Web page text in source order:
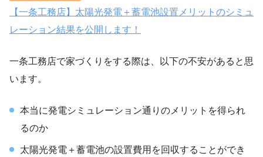
【一条工務店】太陽光発電＋蓄電池設置メリットのシミュ
レーション結果を公開します！
一条工務店で家づくりをする際は、以下の不安があると思
います。
本当に発電シミュレーション通りのメリットを得られ
るのか
太陽光発電＋蓄電池の設置費用を回収することができ